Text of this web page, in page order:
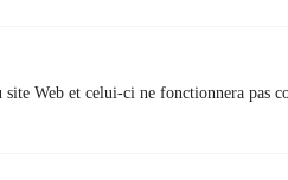
Web et celui-ci ne fonctionnera pas